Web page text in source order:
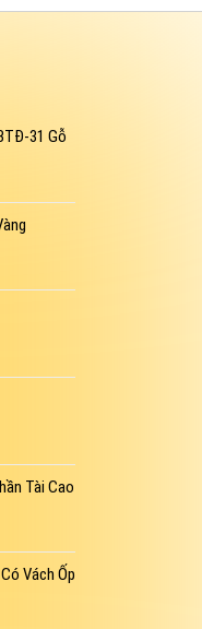
31 Gỗ
Tài Cao
Vách Ốp